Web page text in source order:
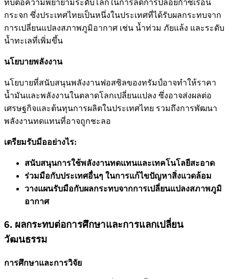
ทบต่อความพยายามระดับโลกในการลดการปล่อยก๊าซเรือน
กระจก ซึ่งประเทศไทยเป็นหนึ่งในประเทศที่ได้รับผลกระทบจาก
การเปลี่ยนแปลงสภาพภูมิอากาศ เช่น น้ำท่วม ภัยแล้ง และระดับ
น้ำทะเลที่เพิ่มขึ้น
นโยบายพลังงาน
นโยบายที่สนับสนุนพลังงานฟอสซิลของทรัมป์อาจทำให้ราคา
น้ำมันและพลังงานในตลาดโลกเปลี่ยนแปลง ซึ่งอาจส่งผลต่อ
เศรษฐกิจและต้นทุนการผลิตในประเทศไทย รวมถึงการพัฒนา
พลังงานทดแทนที่อาจถูกชะลอ
เตรียมรับมืออย่างไร:
สนับสนุนการใช้พลังงานทดแทนและเทคโนโลยีสะอาด
ร่วมมือกับประเทศอื่นๆ ในการแก้ไขปัญหาสิ่งแวดล้อม
วางแผนรับมือกับผลกระทบจากการเปลี่ยนแปลงสภาพภูมิ
อากาศ
6. ผลกระทบต่อการศึกษาและการแลกเปลี่ยน
วัฒนธรรม
การศึกษาและการวิจัย